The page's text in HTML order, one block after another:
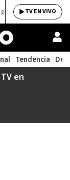
ChavesTV EN VIVO
Tendencia
TV en